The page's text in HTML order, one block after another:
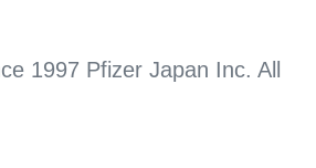
1997 Pfizer Japan Inc. All